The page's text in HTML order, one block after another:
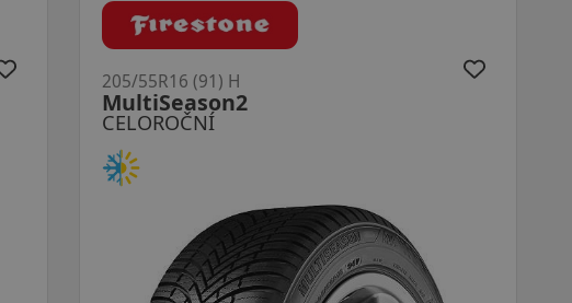
CELOROČNÍ
AllSeasonContact 2
205/55R16 (91) H